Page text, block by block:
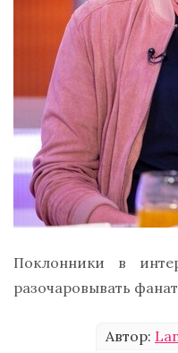
Поклонники в
разочаровывать
Автор: